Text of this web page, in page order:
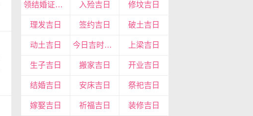
领结婚证吉日 入殓吉日 修坟吉日
理发吉日 签约吉日 破土吉日
动土吉日 今日吉时查询 上梁吉日
生子吉日 搬家吉日 开业吉日
结婚吉日 安床吉日 祭祀吉日
嫁娶吉日 祈福吉日 装修吉日